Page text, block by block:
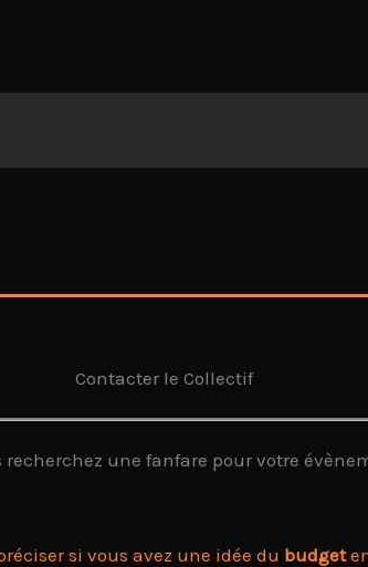
Contacter le Collectif
une fanfare pour votre
si vous avez une idée du budget